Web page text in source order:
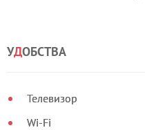
телефону.
УДОБСТВА
Телевизор
Wi-Fi